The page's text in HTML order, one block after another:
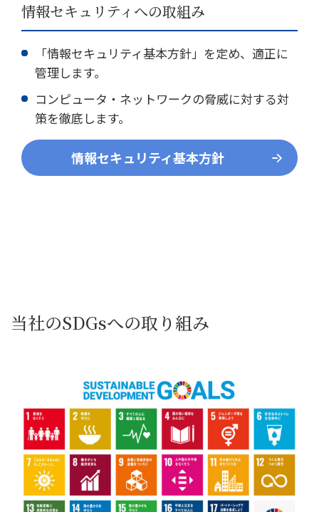
情報セキュリティへの取組み
「情報セキュリティ基本方針」を定め、適正に
管理します。
コンピュータ・ネットワークの脅威に対する対
策を徹底します。
情報セキュリティ基本方針
当社のSDGsへの取り組み